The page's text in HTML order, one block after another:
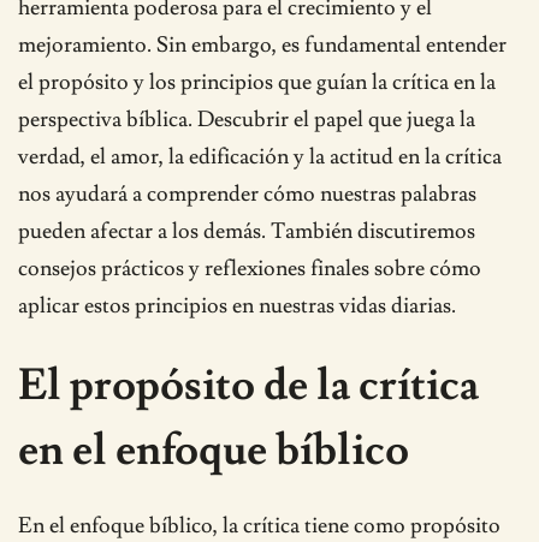
herramienta poderosa para el crecimiento y el
mejoramiento. Sin embargo, es fundamental entender
el propósito y los principios que guían la crítica en la
perspectiva bíblica. Descubrir el papel que juega la
verdad, el amor, la edificación y la actitud en la crítica
nos ayudará a comprender cómo nuestras palabras
pueden afectar a los demás. También discutiremos
consejos prácticos y reflexiones finales sobre cómo
aplicar estos principios en nuestras vidas diarias.
El propósito de la crítica
en el enfoque bíblico
En el enfoque bíblico, la crítica tiene como propósito